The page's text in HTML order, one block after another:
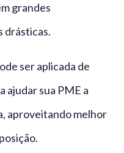
grandes
drásticas.
ser aplicada de
ajudar sua PME a
aproveitando melhor